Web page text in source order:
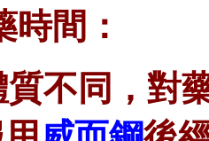
時間：
不同，對